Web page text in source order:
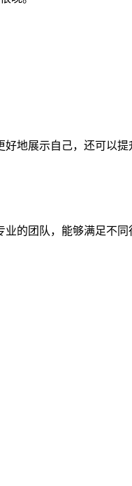
地展示自己，还可以
的团队，能够满足不同